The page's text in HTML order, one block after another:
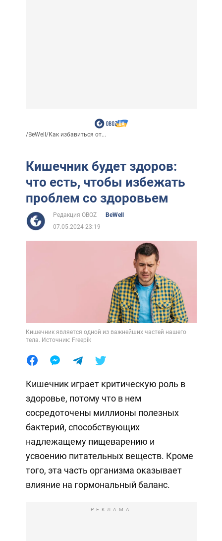
/BeWell/Как избавиться от...
Кишечник будет здоров:
что есть, чтобы избежать
проблем со здоровьем
Редакция OBOZ
BeWell
07.05.2024 23:19
Кишечник является одной из важнейших частей нашего
тела. Источник: Freepik
Кишечник играет критическую роль в
здоровье, потому что в нем
сосредоточены миллионы полезных
бактерий, способствующих
надлежащему пищеварению и
усвоению питательных веществ. Кроме
того, эта часть организма оказывает
влияние на гормональный баланс.
РЕКЛАМА